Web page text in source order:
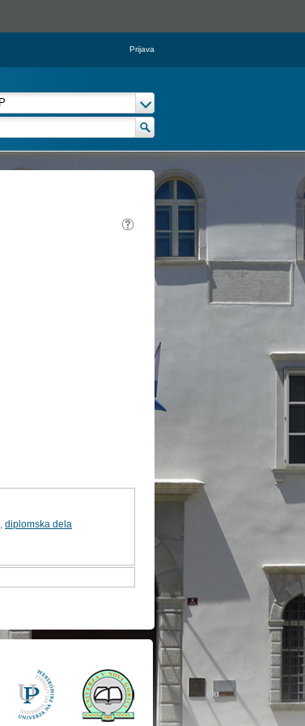
Prijava
diplomska dela